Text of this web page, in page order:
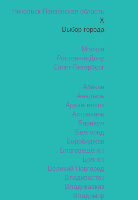
Никольск Пензенская область
X
Выбор города
Москва
Ростов-на-Дону
Санкт-Петербург
Абакан
Анадырь
Архангельск
Астрахань
Барнаул
Белгород
Биробиджан
Благовещенск
Брянск
Великий Новгород
Владивосток
Владикавказ
Владимир